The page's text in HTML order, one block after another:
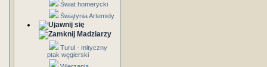
Świat homerycki
Świątynia Artemidy
Madziarzy
Turul - mityczny
ptak węgierski